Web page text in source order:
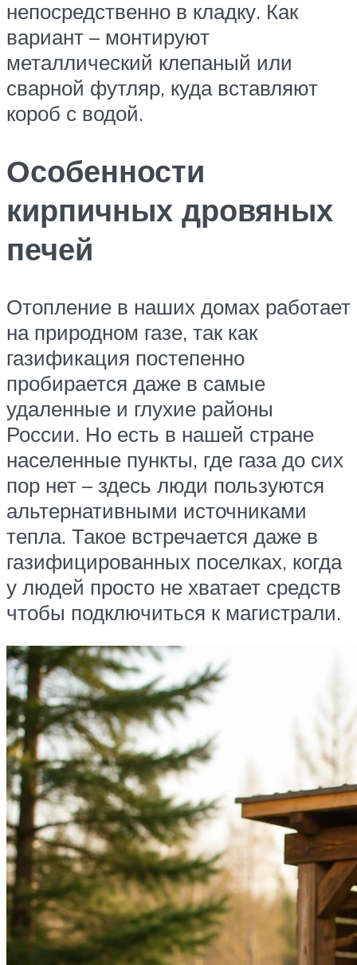
непосредственно в кладку. Как
вариант – монтируют
металлический клепаный или
сварной футляр, куда вставляют
короб с водой.
Особенности
кирпичных дровяных
печей
Отопление в наших домах работает
на природном газе, так как
газификация постепенно
пробирается даже в самые
удаленные и глухие районы
России. Но есть в нашей стране
населенные пункты, где газа до сих
пор нет – здесь люди пользуются
альтернативными источниками
тепла. Такое встречается даже в
газифицированных поселках, когда
у людей просто не хватает средств
чтобы подключиться к магистрали.